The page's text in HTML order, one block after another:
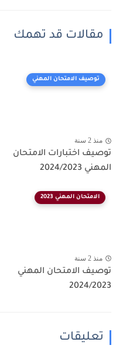
مقالات قد تهمك
توصيف الامتحان المهني
منذ 2 سنة
توصيف اختبارات الامتحان
المهني 2024/2023
الامتحان المهني 2023
منذ 2 سنة
توصيف الامتحان المهني
2024/2023
تعليقات